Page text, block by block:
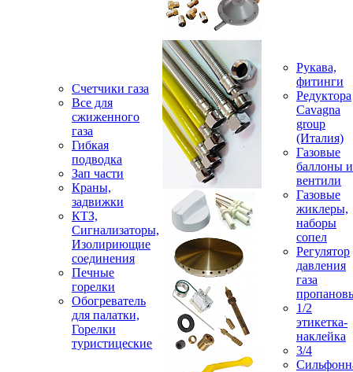
Счетчики газа
Все для
сжиженного
газа
Гибкая
подводка
Зап части
Краны,
задвижки
КТЗ,
Сигнализаторы,
Изолириющие
соединения
Печные
горелки
Обогреватель
для палатки,
Горелки
туристицеские
Рукава,
фитинги
Редуктора
Cavagna
group
(Италия)
Газовые
баллоны и
вентили
Газовые
жиклеры,
наборы
сопел
Регулятор
давления
газа
1/2
этикетка-
наклейка
3/4